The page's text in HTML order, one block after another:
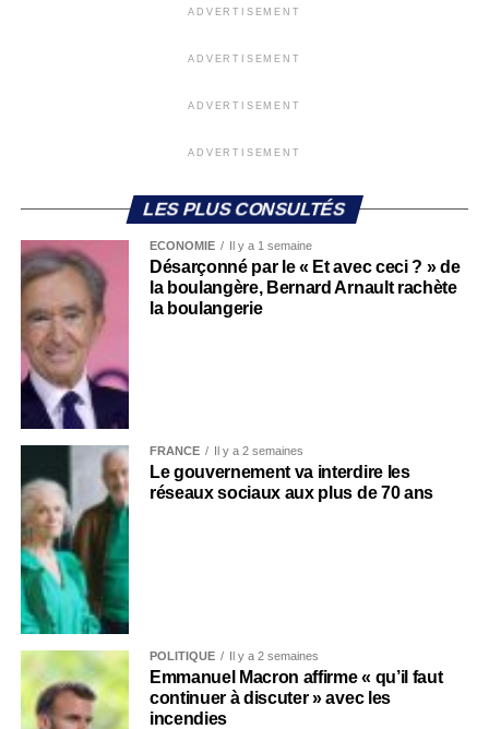
ADVERTISEMENT
ADVERTISEMENT
ADVERTISEMENT
ADVERTISEMENT
LES PLUS CONSULTÉS
ECONOMIE Il y a 1 semaine
Désarçonné par le « Et avec ceci ? » de
la boulangère, Bernard Arnault rachète
la boulangerie
FRANCE Il y a 2 semaines
Le gouvernement va interdire les
réseaux sociaux aux plus de 70 ans
POLITIQUE Il y a 2 semaines
Emmanuel Macron affirme « qu’il faut
continuer à discuter » avec les
incendies